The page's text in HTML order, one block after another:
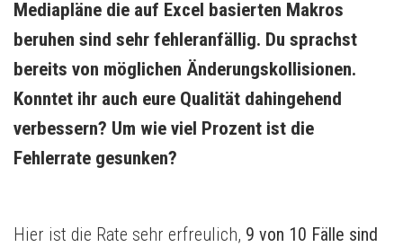
Mediapläne die auf Excel basierten Makros
beruhen sind sehr fehleranfällig. Du sprachst
bereits von möglichen Änderungskollisionen.
Konntet ihr auch eure Qualität dahingehend
verbessern? Um wie viel Prozent ist die
Fehlerrate gesunken?
Hier ist die Rate sehr erfreulich, 9 von 10 Fälle sind